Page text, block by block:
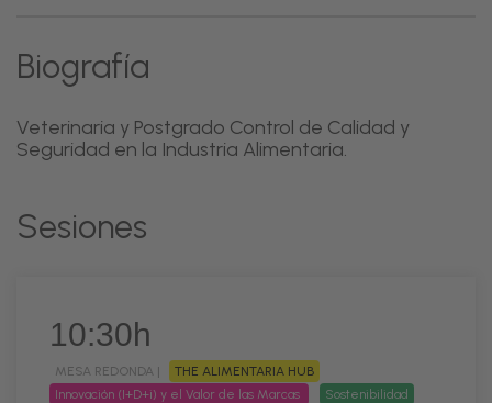
Biografía
Veterinaria y Postgrado Control de Calidad y
Seguridad en la Industria Alimentaria.
Sesiones
10:30h
MESA REDONDA |
THE ALIMENTARIA HUB
Innovación (I+D+i) y el Valor de las Marcas
Sostenibilidad